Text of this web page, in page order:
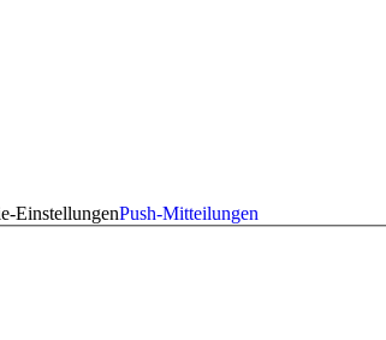
EinstellungenPush-Mitteilungen